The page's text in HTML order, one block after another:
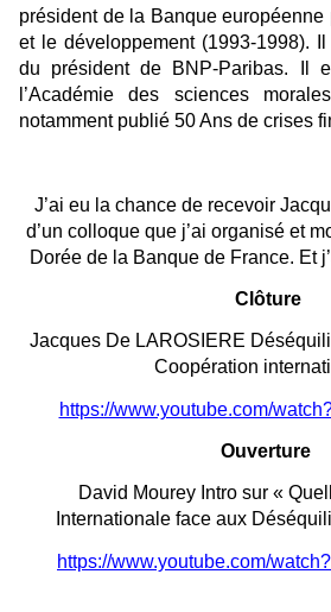
président de la Banque européenne
et le développement (1993-1998).
du président de BNP-Paribas. Il
l’Académie des sciences
notamment publié 50 Ans de crises
J’ai eu la chance de recevoir
d’un colloque que j’ai organisé et
Dorée de la Banque de France. Et
Clôture
Jacques De LAROSIERE
Coopération
https://www.youtube.com/
Ouverture
David Mourey Intro sur «
Internationale face aux
https://www.youtube.com/